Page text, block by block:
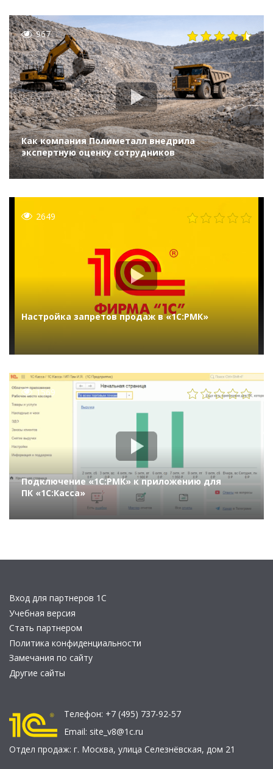
967
Как компания Полиметалл внедрила
экспертную оценку сотрудников
2649
Настройка запретов продаж в «1С:РМК»
1569
Подключение «1С:РМК» к приложению для
ПК «1С:Касса»
Вход для партнеров 1С
Учебная версия
Стать партнером
Политика конфиденциальности
Замечания по сайту
Другие сайты
Телефон: +7 (495) 737-92-57
Email: site_v8@1c.ru
Отдел продаж: г. Москва, улица Селезнёвская, дом 21